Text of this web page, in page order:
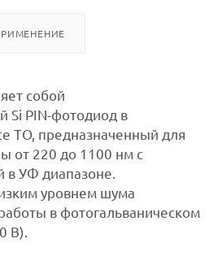
собой
Si PIN-фотодиод в
TO, предназначенный для
от 220 до 1100 нм с
в УФ диапазоне.
уровнем шума
работы в фотогальваническом
В).